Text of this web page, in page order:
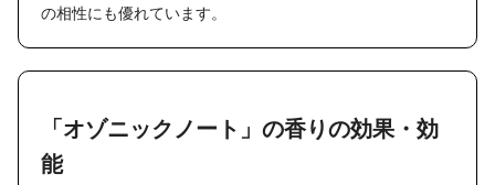
の相性にも優れています。
「オゾニックノート」の香りの効果・効
能